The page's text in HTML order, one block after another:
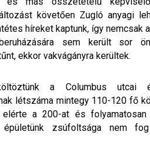
követően Zugló anyagi
híreket kaptunk, így nemcsak
sem került sor
ekkor vakvágányra kerültek.
a Columbus utcai
létszáma mintegy 110-120 fő
a 200-at és folyamatosan
zsúfoltsága nem